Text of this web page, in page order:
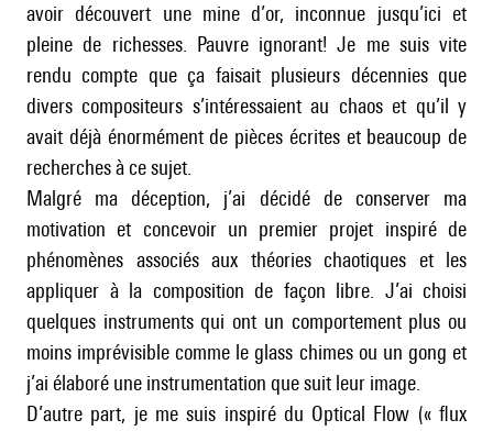
avoir découvert une mine d’or, inconnue jusqu’ici et
pleine de richesses. Pauvre ignorant! Je me suis vite
rendu compte que ça faisait plusieurs décennies que
divers compositeurs s’intéressaient au chaos et qu’il y
avait déjà énormément de pièces écrites et beaucoup de
recherches à ce sujet.
Malgré ma déception, j’ai décidé de conserver ma
motivation et concevoir un premier projet inspiré de
phénomènes associés aux théories chaotiques et les
appliquer à la composition de façon libre. J’ai choisi
quelques instruments qui ont un comportement plus ou
moins imprévisible comme le glass chimes ou un gong et
j’ai élaboré une instrumentation que suit leur image.
D’autre part, je me suis inspiré du Optical Flow (« flux